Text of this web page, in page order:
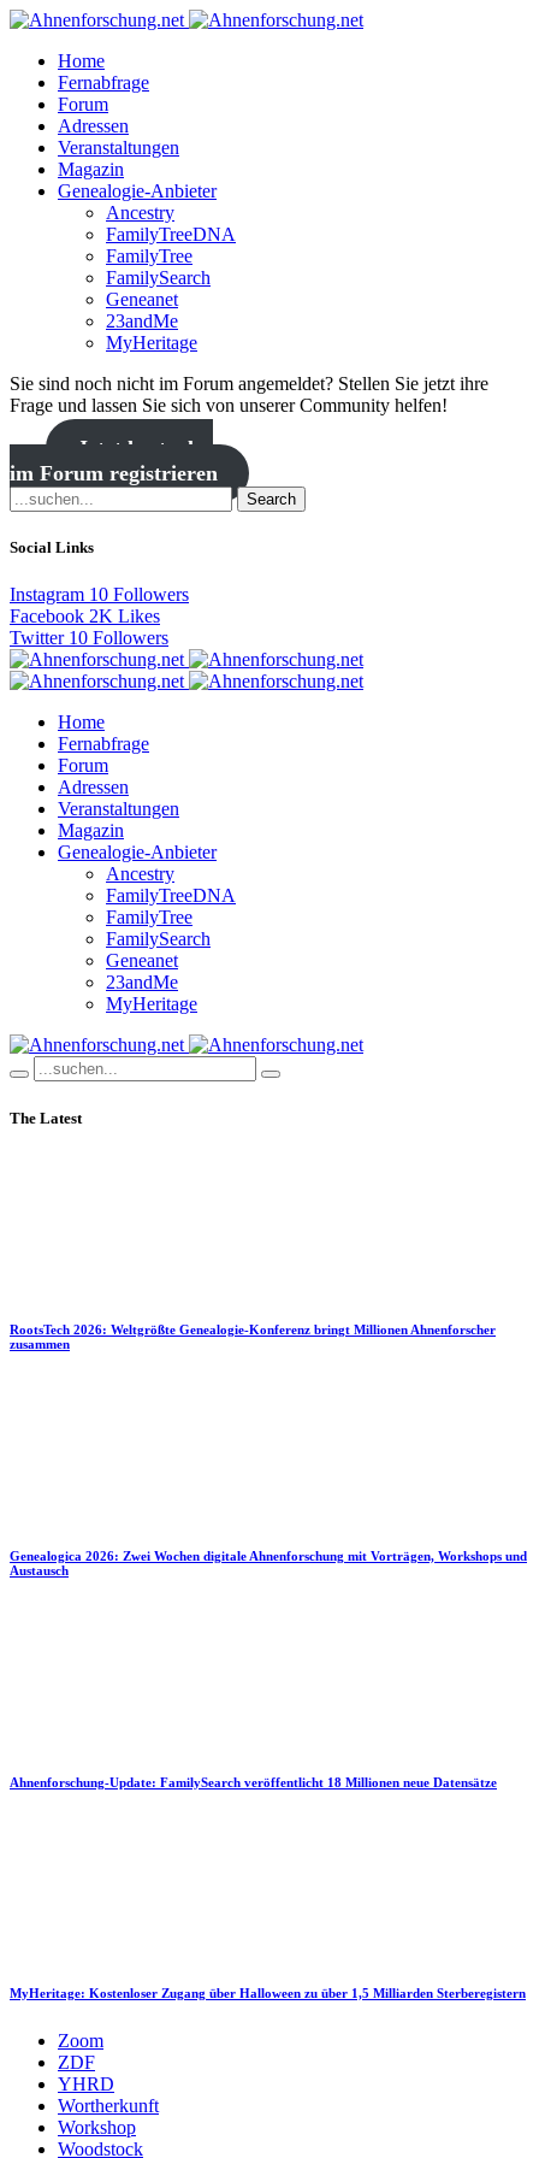
Home
Fernabfrage
Forum
Adressen
Veranstaltungen
Magazin
Genealogie-Anbieter
Ancestry
FamilyTreeDNA
FamilyTree
FamilySearch
Geneanet
23andMe
MyHeritage
Sie sind noch nicht im Forum angemeldet? Stellen Sie jetzt ihre
Frage und lassen Sie sich von unserer Community helfen!
Jetzt kostenlos
im Forum registrieren
Search
Social Links
Instagram 10 Followers
Facebook 2K Likes
Twitter 10 Followers
Home
Fernabfrage
Forum
Adressen
Veranstaltungen
Magazin
Genealogie-Anbieter
Ancestry
FamilyTreeDNA
FamilyTree
FamilySearch
Geneanet
23andMe
MyHeritage
The Latest
RootsTech 2026: Weltgrößte Genealogie-Konferenz bringt Millionen Ahnenforscher
zusammen
Genealogica 2026: Zwei Wochen digitale Ahnenforschung mit Vorträgen, Workshops und
Austausch
Ahnenforschung-Update: FamilySearch veröffentlicht 18 Millionen neue Datensätze
MyHeritage: Kostenloser Zugang über Halloween zu über 1,5 Milliarden Sterberegistern
Zoom
ZDF
YHRD
Wortherkunft
Workshop
Woodstock